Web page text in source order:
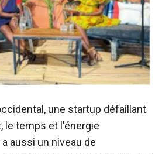
une startup défaillant
le temps et l'énergie
aussi un niveau de